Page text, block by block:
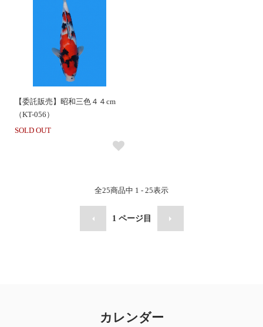
【委託販売】昭和三色４４cm
（KT-056）
SOLD OUT
全25商品中 1 - 25表示
1 ページ目
カレンダー